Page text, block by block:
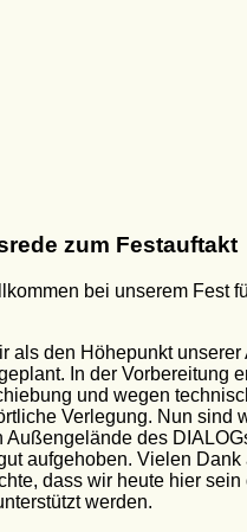
zum Festauftakt
bei unserem Fest
als den Höhepunkt unserer
In der Vorbereitung
und wegen
Verlegung. Nun sind
Außengelände des
aufgehoben. Vielen Dank
dass wir heute hier sein
werden.